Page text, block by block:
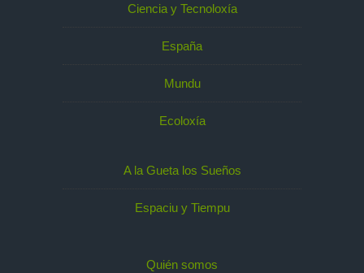
Ciencia y Tecnoloxía
España
Mundu
Ecoloxía
A la Gueta los Sueños
Espaciu y Tiempu
Quién somos